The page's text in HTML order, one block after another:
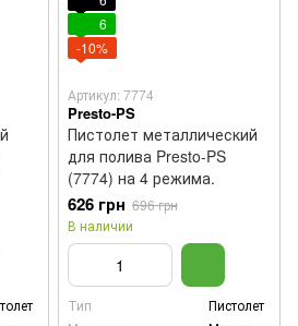
6
-10%
Артикул: 7774
Presto-PS
Пистолет металлический
для полива Presto-PS
(7774) на 4 режима.
626 грн 696 грн
В наличии
Тип
Пистолет